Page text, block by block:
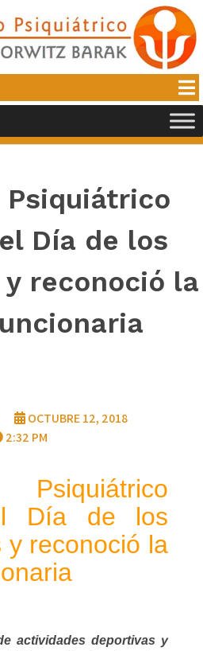
Día de los
reconoció la
OCTUBRE 12, 2018
2:32 PM
Día de los
y reconoció la
actividades deportivas y